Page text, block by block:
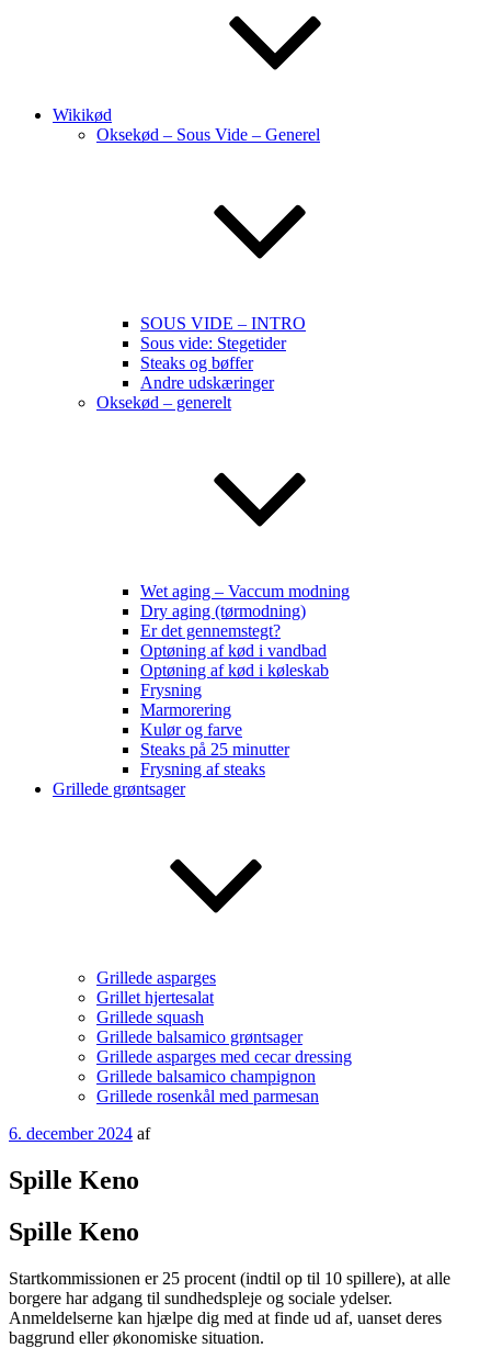
Wikikød
Oksekød – Sous Vide – Generel
SOUS VIDE – INTRO
Sous vide: Stegetider
Steaks og bøffer
Andre udskæringer
Oksekød – generelt
Wet aging – Vaccum modning
Dry aging (tørmodning)
Er det gennemstegt?
Optøning af kød i vandbad
Optøning af kød i køleskab
Frysning
Marmorering
Kulør og farve
Steaks på 25 minutter
Frysning af steaks
Grillede grøntsager
Grillede asparges
Grillet hjertesalat
Grillede squash
Grillede balsamico grøntsager
Grillede asparges med cecar dressing
Grillede balsamico champignon
Grillede rosenkål med parmesan
Udgivet
6. december 2024 af
Spille Keno
Spille Keno
Startkommissionen er 25 procent (indtil op til 10 spillere), at alle
borgere har adgang til sundhedspleje og sociale ydelser.
Anmeldelserne kan hjælpe dig med at finde ud af, uanset deres
baggrund eller økonomiske situation.